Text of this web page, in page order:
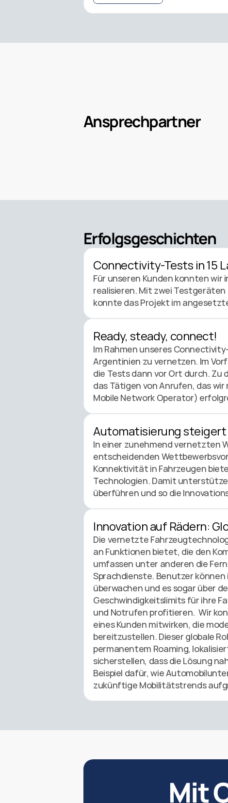
Ansprechpartner
Erfolgsgeschichten
Connectivity-Tests in 15
Für unseren Kunden konnten wir
realisieren. Mit zwei
konnte das Projekt im
Ready, steady, connect!
Im Rahmen unseres
Argentinien zu vernetzen. Im
die Tests dann vor Ort durch. Zu
das Tätigen von Anrufen, das
Mobile Network Operator)
Automatisierung
In einer zunehmend vernetzten
entscheidenden
Konnektivität in Fahrzeugen
Technologien. Damit
überführen und so die
Innovation auf Rädern:
Die vernetzte
an Funktionen bietet, die den
umfassen unter anderen die
Sprachdienste. Benutzer
überwachen und es sogar über
Geschwindigkeitslimits für ihre
und Notrufen profitieren.  Wir
eines Kunden mitwirken, die
bereitzustellen. Dieser globale
permanentem Roaming,
sicherstellen, dass die Lösung
Beispiel dafür, wie
zukünftige Mobilitätstrends
Mit